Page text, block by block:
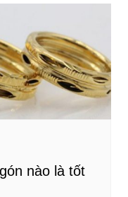
nào là tốt